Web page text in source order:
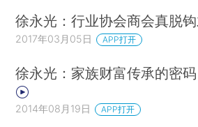
徐永光：行业协会商会真脱
2017年03月05日 APP打开
徐永光：家族财富传承的密码
2014年08月19日 APP打开